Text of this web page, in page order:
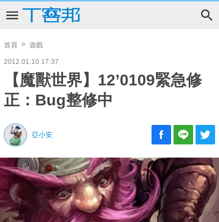
首頁 遊戲
2012.01.10 17:37
【魔獸世界】12’0109緊急修
正：Bug整修中
亞小安